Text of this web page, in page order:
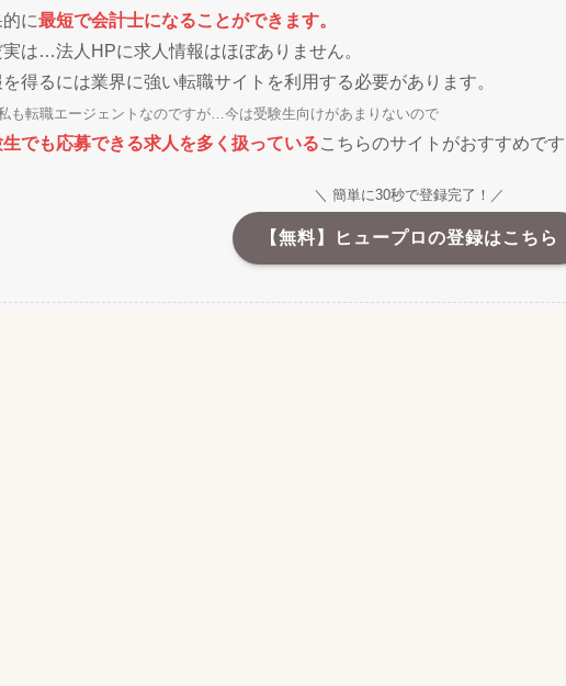
に最短で会計士になることができます。
実は…法人HPに求人情報はほぼありません。
得るには業界に強い転職サイトを利用する必要があります。
も転職エージェントなのですが…今は受験生向けがあまりないので
生でも応募できる求人を多く扱っているこちらのサイトがおすすめです
＼ 簡単に30秒で登録完了！／
【無料】ヒュープロの登録はこちら